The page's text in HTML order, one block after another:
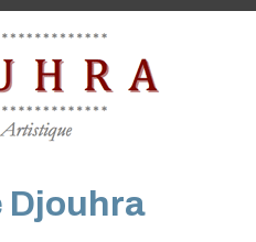
Djouhra